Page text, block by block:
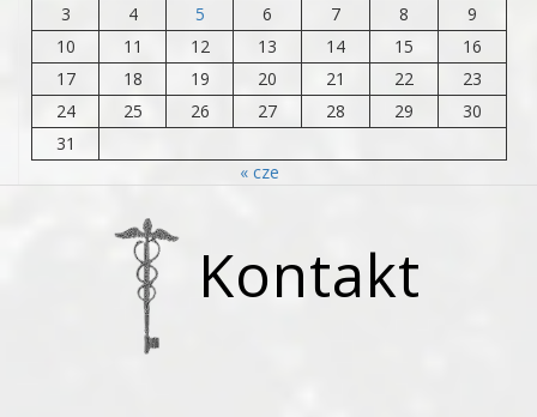
3
4 5 6 7 8
9
10
11 12 13 14 15
16
17
18 19 20 21 22
23
24
25 26 27 28 29
30
31
« cze
Kontakt